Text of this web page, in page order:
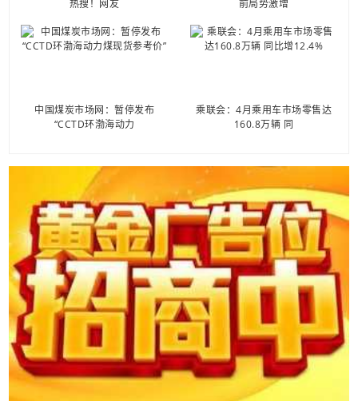
热搜！网友
前局势激增
中国煤炭市场网：暂停发布
“CCTD环渤海动力
乘联会：4月乘用车市场零售达
160.8万辆 同